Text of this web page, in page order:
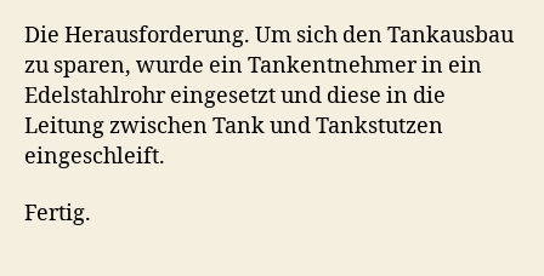
Die Herausforderung. Um sich den Tankausbau
zu sparen, wurde ein Tankentnehmer in ein
Edelstahlrohr eingesetzt und diese in die
Leitung zwischen Tank und Tankstutzen
eingeschleift.
Fertig.